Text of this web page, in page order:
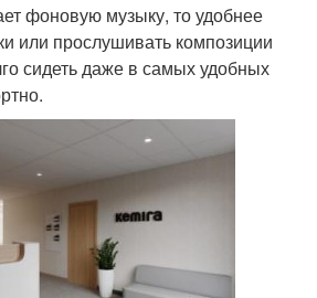
фоновую музыку, то удобнее
или прослушивать композиции
сидеть даже в самых удобных